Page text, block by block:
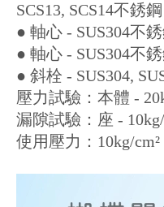
SCS13, SCS14不銹鋼
● 軸心 - SUS304不銹
● 軸心 - SUS304不銹
● 斜栓 - SUS304,
壓力試驗：本體 -
漏隙試驗：座 - 10kg/
使用壓力：10kg/cm²